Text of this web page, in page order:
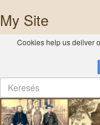
My Site
Cookies help us deliver